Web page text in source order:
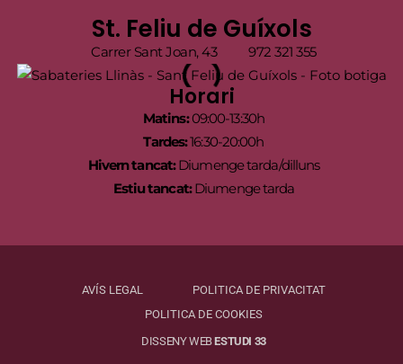
St. Feliu de Guíxols
Carrer Sant Joan, 43 972 321 355
Horari
Matins:09:00-13:30h
Tardes:16:30-20:00h
Hivern tancat:Diumenge tarda/dilluns
Estiu tancat:Diumenge tarda
AVÍS LEGAL
POLITICA DE PRIVACITAT
POLITICA DE COOKIES
DISSENY WEBESTUDI 33